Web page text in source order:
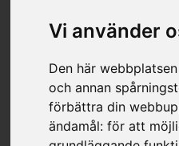
Vi använder
Den här
och annan
förbättra din
ändamål:för att
VARIAIR
CENTRAL
Centralsystem med
VARIAIR Central System
kompakt lösning för